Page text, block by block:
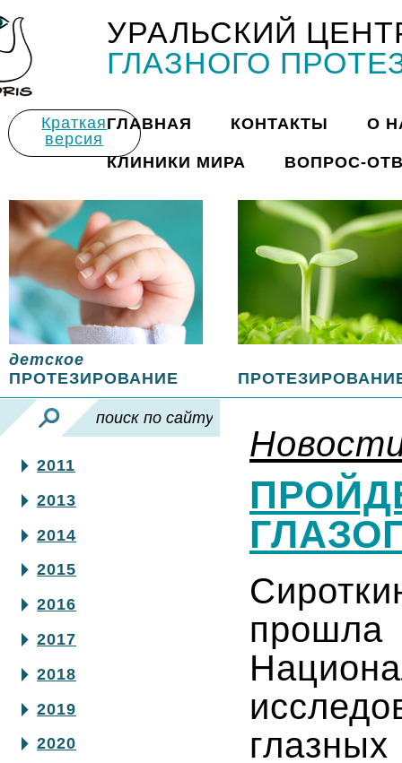
УРАЛЬСКИЙ
ГЛАЗНОГО
Краткая
версия
ГЛАВНАЯ КОНТАКТЫ О
КЛИНИКИ МИРА ВОПРОС-
детское
ПРОТЕЗИРОВАНИЕ
2011
2013
2014
2015
2016
2017
2018
2019
2020
прошла